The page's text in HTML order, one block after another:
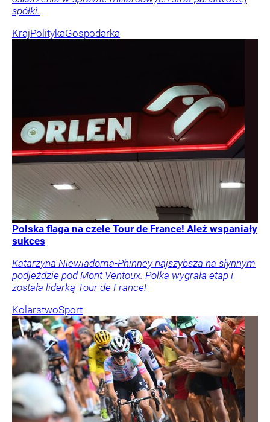
spółki.
KrajPolitykaGospodarka
Polska flaga na czele Tour de France! Ależ wspaniały
sukces
Katarzyna Niewiadoma-Phinney najszybsza na słynnym
podjeździe pod Mont Ventoux. Polka wygrała etap i
została liderką Tour de France!
KolarstwoSport